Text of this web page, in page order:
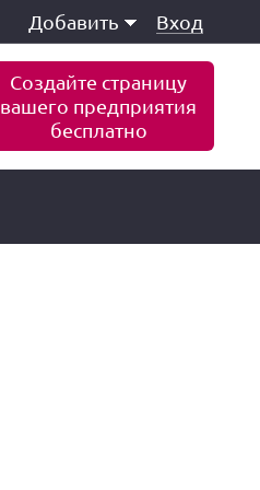
Добавить Вход
Создайте страницу
вашего предприятия
бесплатно